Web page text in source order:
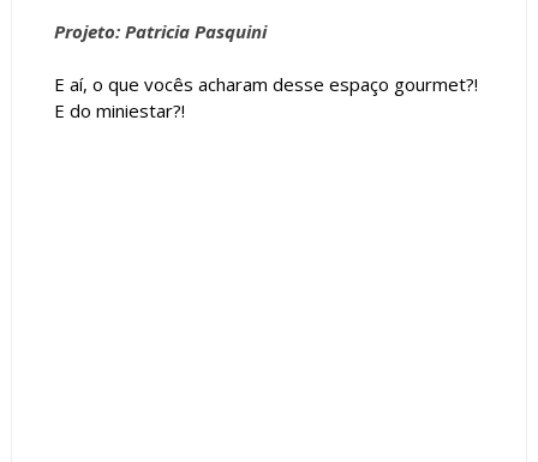
Projeto: Patricia Pasquini
E aí, o que vocês acharam desse espaço gourmet?!
E do miniestar?!